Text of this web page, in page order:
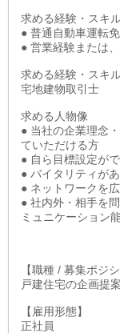
求める経験・スキ
● 普通自動車運転免
● 営業経験または
求める経験・スキ
宅地建物取引士
求める人物像
● 当社の企業理念
ていただける方
● 自ら目標設定が
● バイタリティが
● ネットワークを
● 社内外・相手を
ミュニケーション
【職種 / 募集ポジシ
戸建住宅の企画提
【雇用形態】
正社員